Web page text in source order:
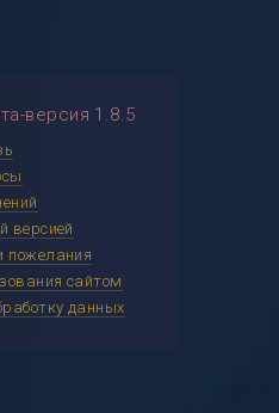
версия 1.8.5
версией
пожелания
сайтом
данных